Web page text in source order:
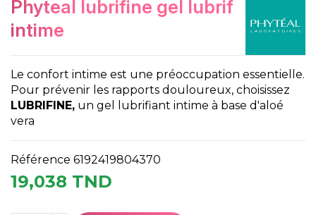
phyteal lubrifine gel lubrif
intime
Le confort intime est une préoccupation essentielle.
Pour prévenir les rapports douloureux, choisissez
LUBRIFINE, un gel lubrifiant intime à base d'aloé
vera
Référence 6192419804370
19,038 TND